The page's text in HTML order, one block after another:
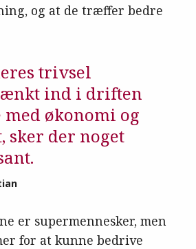
og at de træffer bedre
trivsel
ind i driften
økonomi og
sker der noget
er supermennesker, men
for at kunne bedrive